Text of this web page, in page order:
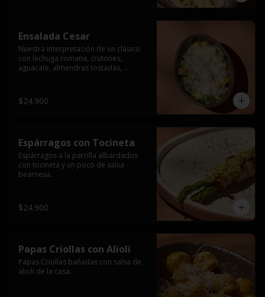
Ensalada Cesar
Nuestra interpretación de un clásico
con lechuga romana, crutones,
aguacate, almendras tostadas,
$24.900
Espárragos con Tocineta
Espárragos a la parrilla albardados
con tocineta y un poco de salsa
bearnesa.
$24.900
Papas Criollas con Alioli
Papas Criollas bañadas con salsa de
alioli de la casa.